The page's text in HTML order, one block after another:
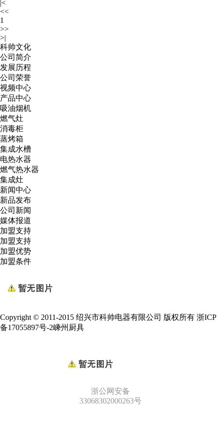
|<
<<
1
>>
>|
科帅文化
公司简介
发展历程
公司荣誉
视频中心
产品中心
吸油烟机
燃气灶
消毒柜
蒸烤箱
集成水槽
电热水器
燃气热水器
集成灶
新闻中心
新品发布
公司新闻
媒体报道
加盟支持
加盟支持
加盟优势
加盟条件
Copyright © 2011-2015 绍兴市科帅电器有限公司 版权所有 浙ICP
备17055897号-2嵊州厨具
浙公网安备
33068302000263号